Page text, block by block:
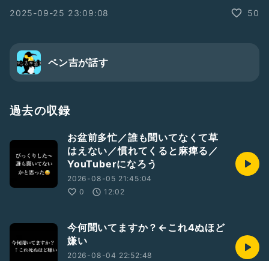
#チェンソーマン
2025-09-25 23:09:08
50
ペン吉が話す
過去の収録
お盆前多忙／誰も聞いてなくて草
はえない／慣れてくると麻痺る／
YouTuberになろう
2026-08-05 21:45:04
0
12:02
今何聞いてますか？←これ4ぬほど
嫌い
2026-08-04 22:52:48